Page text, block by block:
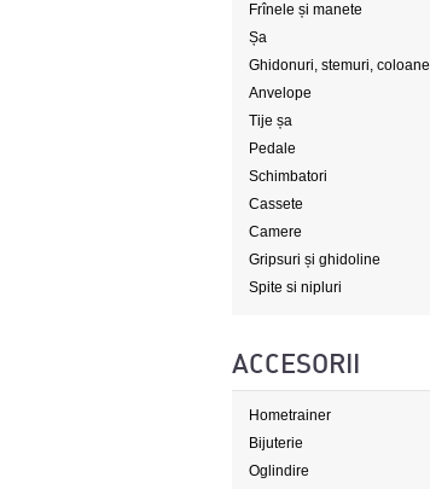
Frînele și manete
Șa
Ghidonuri, stemuri, coloane
de direcție
Anvelope
Tije șa
Pedale
Schimbatori
Cassete
Camere
Gripsuri și ghidoline
Spite si nipluri
ACCESORII
Hometrainer
Bijuterie
Oglindire